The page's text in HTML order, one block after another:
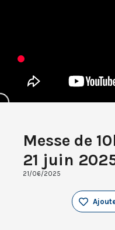
Messe de
21 juin
21/06/2025